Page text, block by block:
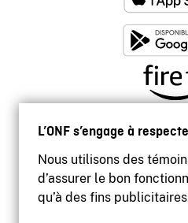
L’ONF s’engage à
Nous utilisons des
d’assurer le bon
qu’à des fins